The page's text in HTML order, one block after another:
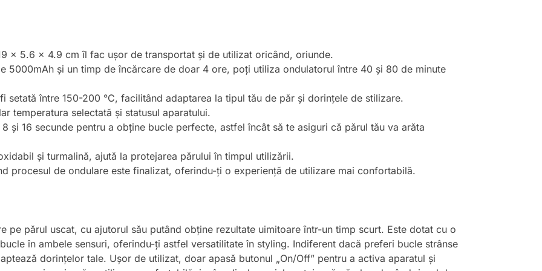
x 5.6 x 4.9 cm îl fac ușor de transportat și de utilizat oricând, oriunde.
5000mAh și un timp de încărcare de doar 4 ore, poți utiliza ondulatorul între 40 și 80 de minute
setată între 150-200 °C, facilitând adaptarea la tipul tău de păr și dorințele de stilizare.
temperatura selectată și statusul aparatului.
și 16 secunde pentru a obține bucle perfecte, astfel încât să te asiguri că părul tău va arăta
și turmalină, ajută la protejarea părului în timpul utilizării.
procesul de ondulare este finalizat, oferindu-ți o experiență de utilizare mai confortabilă.
pe părul uscat, cu ajutorul său putând obține rezultate uimitoare într-un timp scurt. Este dotat cu o
în ambele sensuri, oferindu-ți astfel versatilitate în styling. Indiferent dacă preferi bucle strânse
dorințelor tale. Ușor de utilizat, doar apasă butonul „On/Off” pentru a activa aparatul și